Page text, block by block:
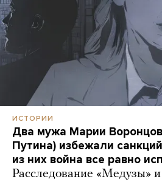
ИСТОРИИ
Два мужа Марии
Путина) избежали
из них война все равно
Расследование «Медузы»